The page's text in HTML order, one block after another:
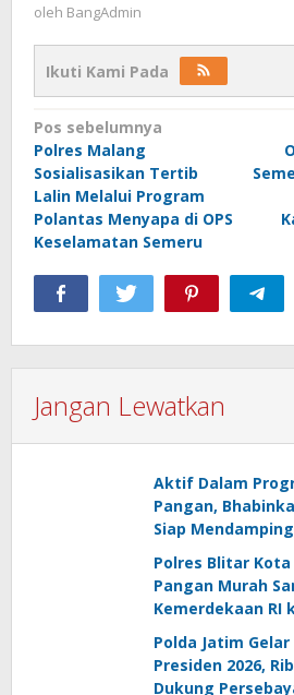
oleh BangAdmin
Ikuti Kami Pada
Navigasi
pos
Pos sebelumnya
Polres Malang
Sosialisasikan Tertib
Lalin Melalui Program
Polantas Menyapa di OPS
Keselamatan Semeru
Jangan Lewatkan
Aktif Dalam
Pangan,
Siap
Polres Blitar
Pangan Murah
Kemerdekaan RI
Polda Jatim
Presiden 2026,
Dukung